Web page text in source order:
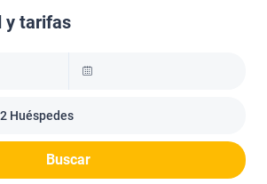
y tarifas
Huéspedes
Buscar